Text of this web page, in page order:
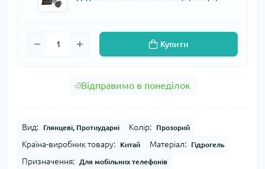
Купити
Відправимо в понеділок
Вид: Глянцеві, Протиударні Колір: Прозорий
Країна-виробник товару: Китай Матеріал: Гідрогель
Призначення: Для мобільних телефонів